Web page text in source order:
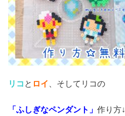
リコ と ロイ 、そしてリコの
「ふしぎなペンダント」 作り方↓